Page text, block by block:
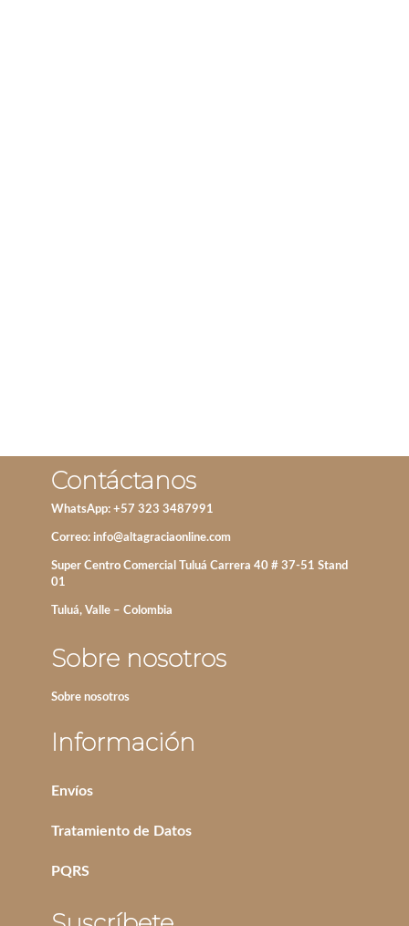
Contáctanos
WhatsApp: +57 323 3487991
Correo: info@altagraciaonline.com
Super Centro Comercial Tuluá Carrera 40 # 37-51 Stand
01
Tuluá, Valle – Colombia
Sobre nosotros
Sobre nosotros
Información
Envíos
Tratamiento de Datos
PQRS